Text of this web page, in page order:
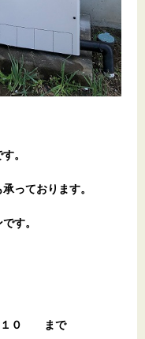
。
っております。
す。
０ まで